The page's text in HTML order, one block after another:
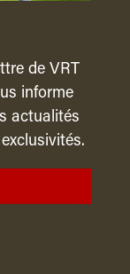
de VRT
informe
actualités